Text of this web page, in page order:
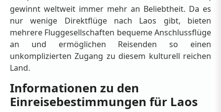
gewinnt weltweit immer mehr an Beliebtheit. Da es
nur wenige Direktflüge nach Laos gibt, bieten
mehrere Fluggesellschaften bequeme Anschlussflüge
an und ermöglichen Reisenden so einen
unkomplizierten Zugang zu diesem kulturell reichen
Land.
Informationen zu den
Einreisebestimmungen für Laos